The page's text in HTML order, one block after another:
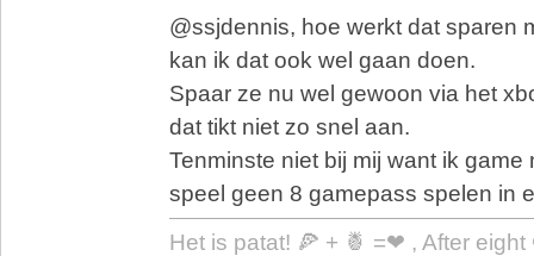
@ssjdennis, hoe werkt dat sparen
kan ik dat ook wel gaan doen.
Spaar ze nu wel gewoon via het
dat tikt niet zo snel aan.
Tenminste niet bij mij want ik game
speel geen 8 gamepass spelen in
Het is patat! 🍕 + 🍍 =❤ , After